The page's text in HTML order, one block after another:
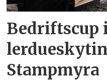
Bedriftscup
Stampmyra